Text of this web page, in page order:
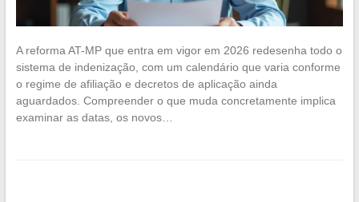
A reforma AT-MP que entra em vigor em 2026 redesenha todo o
sistema de indenização, com um calendário que varia conforme
o regime de afiliação e decretos de aplicação ainda
aguardados. Compreender o que muda concretamente implica
examinar as datas, os novos…